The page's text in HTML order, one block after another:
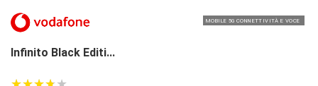
MOBILE 5G CONNETTIVITÀ E VOCE
Infinito Black Editi...